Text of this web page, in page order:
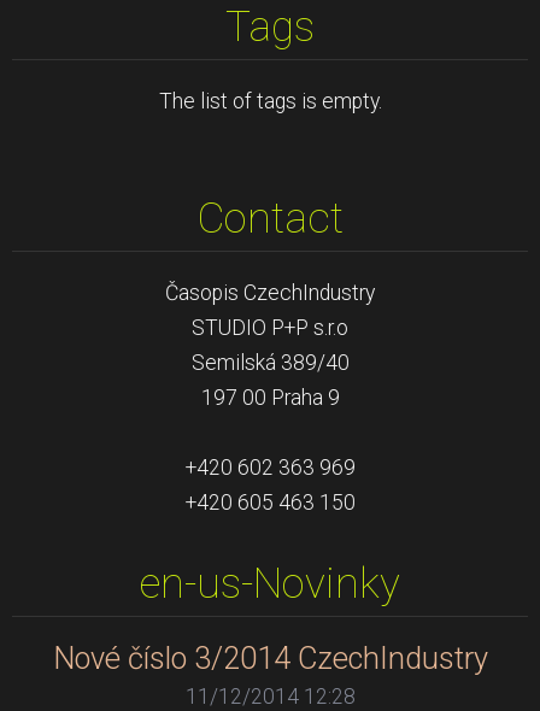
Tags
The list of tags is empty.
Contact
Časopis CzechIndustry
STUDIO P+P s.r.o
Semilská 389/40
197 00 Praha 9
+420 602 363 969
+420 605 463 150
en-us-Novinky
Nové číslo 3/2014 CzechIndustry
11/12/2014 12:28